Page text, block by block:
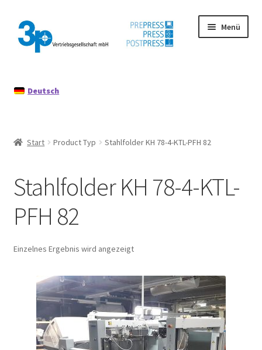
Zur
Navigation
springen
Zum
Inhalt
springen
Menü
Datenschutz
Mein Konto
Richtlinie für Rückerstattungen und Rückgaben
Deutsch
Start Product Typ Stahlfolder KH 78-4-KTL-PFH 82
Stahlfolder KH 78-4-KTL-
PFH 82
Einzelnes Ergebnis wird angezeigt